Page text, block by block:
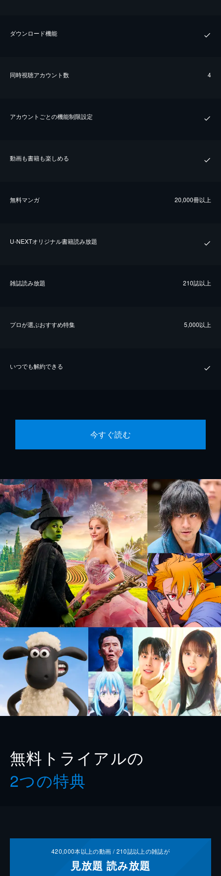
ダウンロード機能
同時視聴アカウント数 4
アカウントごとの機能制限設定
動画も書籍も楽しめる
無料マンガ 20,000冊以上
U-NEXTオリジナル書籍読み放題
雑誌読み放題 210誌以上
プロが選ぶおすすめ特集 5,000以上
いつでも解約できる
今すぐ読む
無料トライアルの
2つの特典
420,000本以上の動画 /210誌以上の雑誌が
見放題 読み放題